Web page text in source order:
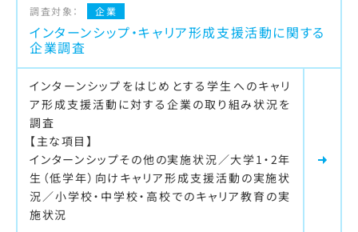
調査対象：
企業
インターンシップ・キャリア形成支援活動に関する
企業調査
インターンシップをはじめとする学生へのキャリ
ア形成支援活動に対する企業の取り組み状況を
調査
【主な項目】
インターンシップその他の実施状況／大学1・2年
生（低学年）向けキャリア形成支援活動の実施状
況／小学校・中学校・高校でのキャリア教育の実
施状況